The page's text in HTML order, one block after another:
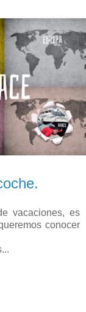
vacaciones, es
conocer